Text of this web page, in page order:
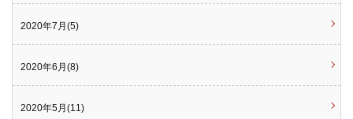
2020年7月(5)
2020年6月(8)
2020年5月(11)